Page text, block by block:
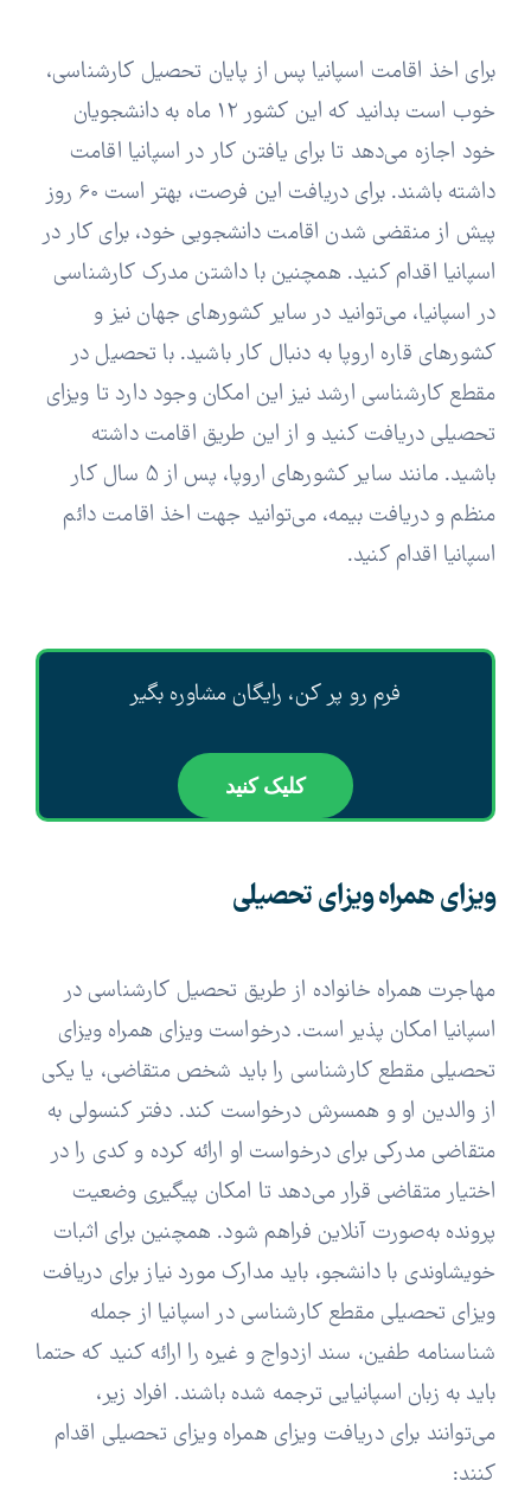
برای اخذ اقامت اسپانیا پس از پایان تحصیل کارشناسی،
خوب است بدانید که این کشور 12 ماه به دانشجویان
خود اجازه می‌دهد تا برای یافتن کار در اسپانیا اقامت
داشته باشند. برای دریافت این فرصت، بهتر است 60 روز
پیش از منقضی شدن اقامت دانشجویی خود، برای کار در
اسپانیا اقدام کنید. همچنین با داشتن مدرک کارشناسی
در اسپانیا، می‌توانید در سایر کشورهای جهان نیز و
کشورهای قاره اروپا به دنبال کار باشید. با تحصیل در
مقطع کارشناسی ارشد نیز این امکان وجود دارد تا ویزای
تحصیلی دریافت کنید و از این طریق اقامت داشته
باشید. مانند سایر کشورهای اروپا، پس از 5 سال کار
منظم و دریافت بیمه، می‌توانید جهت اخذ اقامت دائم
اسپانیا اقدام کنید.
فرم رو پر کن، رایگان مشاوره بگیر
کلیک کنید
ویزای همراه ویزای تحصیلی
مهاجرت همراه خانواده از طریق تحصیل کارشناسی در
اسپانیا امکان پذیر است. درخواست ویزای همراه ویزای
تحصیلی مقطع کارشناسی را باید شخص متقاضی، یا یکی
از والدین او و همسرش درخواست کند. دفتر کنسولی به
متقاضی مدرکی برای درخواست او ارائه کرده و کدی را در
اختیار متقاضی قرار می‌دهد تا امکان پیگیری وضعیت
پرونده به‌صورت آنلاین فراهم شود. همچنین برای اثبات
خویشاوندی با دانشجو، باید مدارک مورد نیاز برای دریافت
ویزای تحصیلی مقطع کارشناسی در اسپانیا از جمله
شناسنامه طفین، سند ازدواج و غیره را ارائه کنید که حتما
باید به زبان اسپانیایی ترجمه شده باشند. افراد زیر،
می‌توانند برای دریافت ویزای همراه ویزای تحصیلی اقدام
کنند: